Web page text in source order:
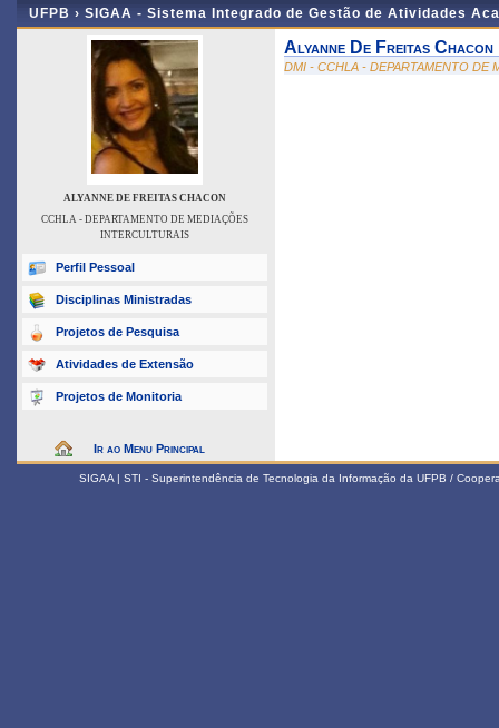
UFPB › SIGAA - Sistema Integrado de Gestão de Atividades
ALYANNE DE FREITAS CHACON
CCHLA - DEPARTAMENTO DE MEDIAÇÕES
INTERCULTURAIS
Perfil Pessoal
Disciplinas Ministradas
Projetos de Pesquisa
Atividades de Extensão
Projetos de Monitoria
Ir ao Menu Principal
Alyanne De Freitas Chacon
DMI - CCHLA - DEPARTAMENTO DE
SIGAA | STI - Superintendência de Tecnologia da Informação da UFPB /